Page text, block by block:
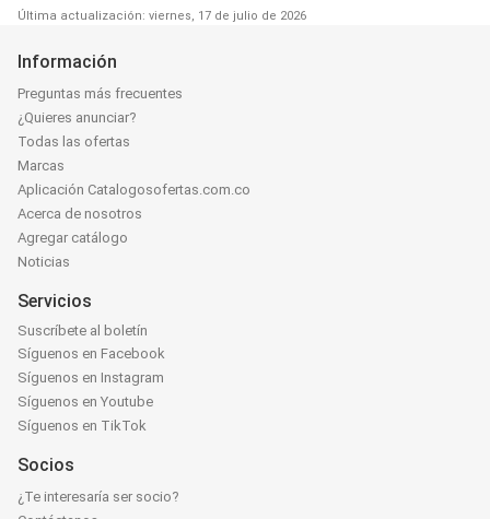
Última actualización: viernes, 17 de julio de 2026
Información
Preguntas más frecuentes
¿Quieres anunciar?
Todas las ofertas
Marcas
Aplicación Catalogosofertas.com.co
Acerca de nosotros
Agregar catálogo
Noticias
Servicios
Suscríbete al boletín
Síguenos en Facebook
Síguenos en Instagram
Síguenos en Youtube
Síguenos en TikTok
Socios
¿Te interesaría ser socio?